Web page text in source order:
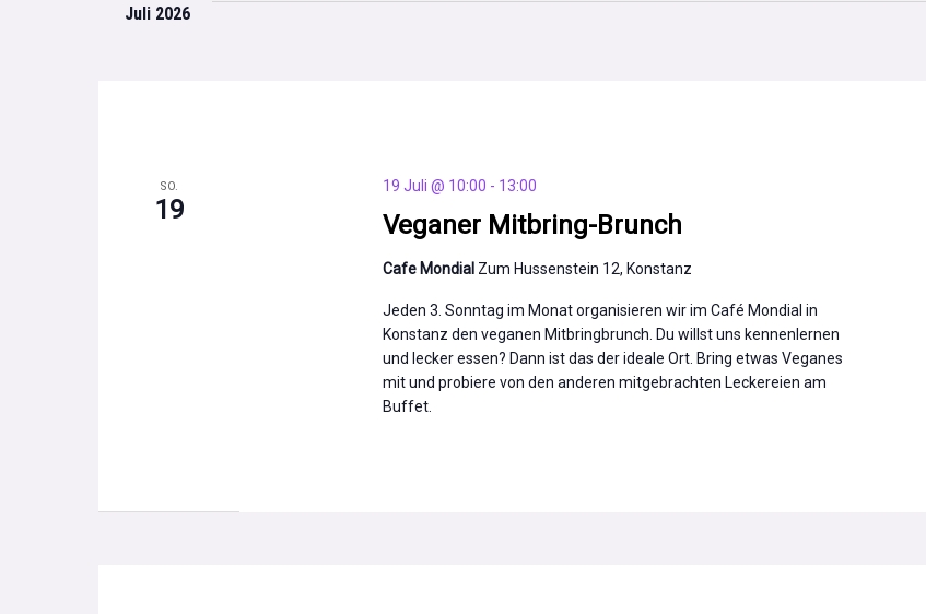
und
Navigation
Juli 2026
SO.
19 Veganer Mitbring-Brunch
19 Juli @ 10:00 - 13:00
Cafe Mondial Zum Hussenstein 12, Konstanz
Jeden 3. Sonntag im Monat organisieren wir im Café Mondial in
Konstanz den veganen Mitbringbrunch. Du willst uns kennenlernen
und lecker essen? Dann ist das der ideale Ort. Bring etwas Veganes
mit und probiere von den anderen mitgebrachten Leckereien am
Buffet.